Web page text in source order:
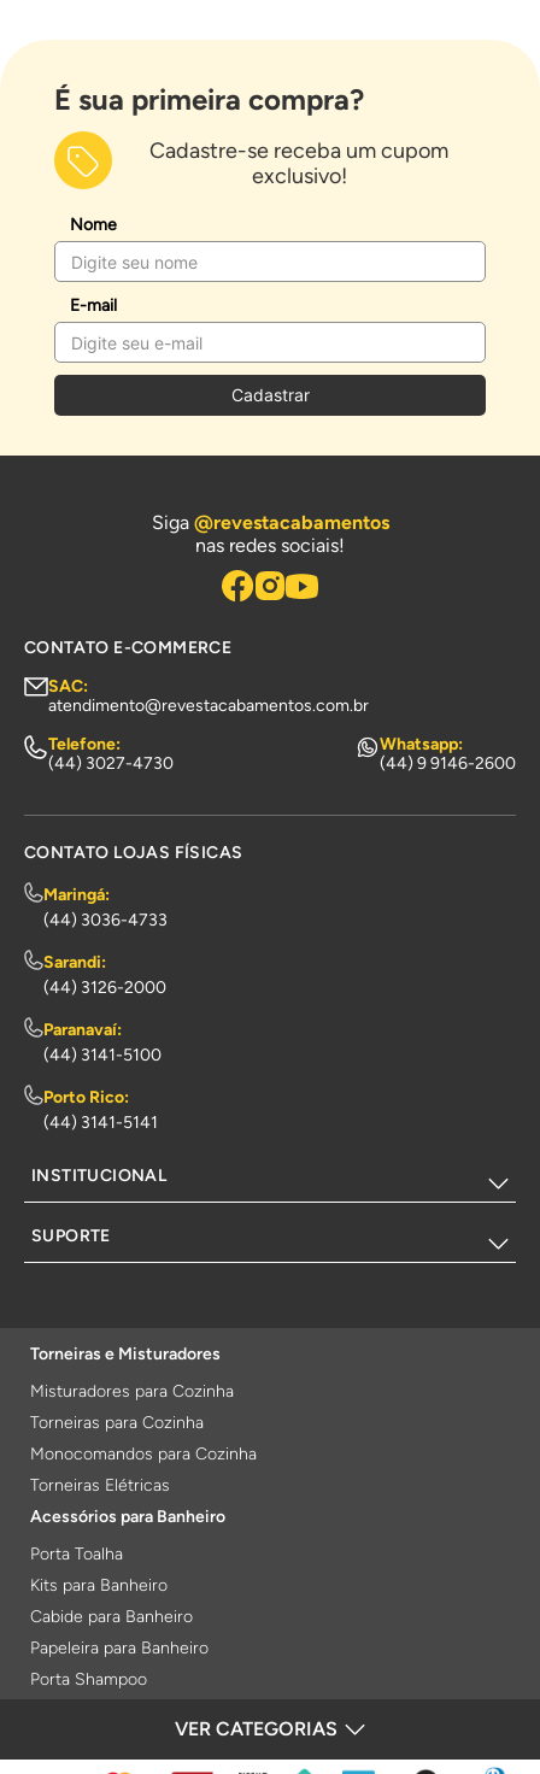
É sua primeira compra?
Cadastre-se receba um cupom
exclusivo!
Nome
E-mail
Cadastrar
Siga @revestacabamentos
nas redes sociais!
CONTATO E-COMMERCE
SAC:
atendimento@revestacabamentos.com.br
Telefone:
(44) 3027-4730
Whatsapp:
(44) 9 9146-2600
CONTATO LOJAS FÍSICAS
Maringá:
(44) 3036-4733
Sarandi:
(44) 3126-2000
Paranavaí:
(44) 3141-5100
Porto Rico:
(44) 3141-5141
INSTITUCIONAL
SUPORTE
Torneiras e Misturadores
Misturadores para Cozinha
Torneiras para Cozinha
Monocomandos para Cozinha
Torneiras Elétricas
Acessórios para Banheiro
Porta Toalha
Kits para Banheiro
Cabide para Banheiro
Papeleira para Banheiro
Porta Shampoo
VER CATEGORIAS
FORMAS DE PAGAMENTO